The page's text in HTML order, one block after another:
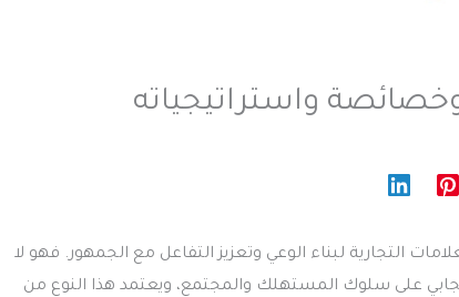
واستراتيجياته
التجارية لبناء الوعي وتعزيز التفاعل مع الجمهور. فهو لا
على سلوك المستهلك والمجتمع، ويعتمد هذا النوع من